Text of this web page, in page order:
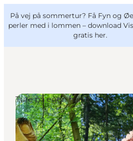
På vej på sommertur? Få Fyn og
perler med i lommen – download
gratis her.
Oplevelser
Outdoor
Mad og drikke
VisitFyn
Deutsch
Ture på egen hånd